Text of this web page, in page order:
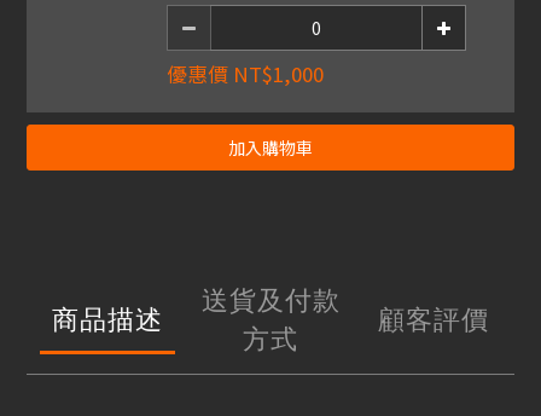
優惠價 NT$1,000
加入購物車
商品描述
送貨及付款
方式
顧客評價